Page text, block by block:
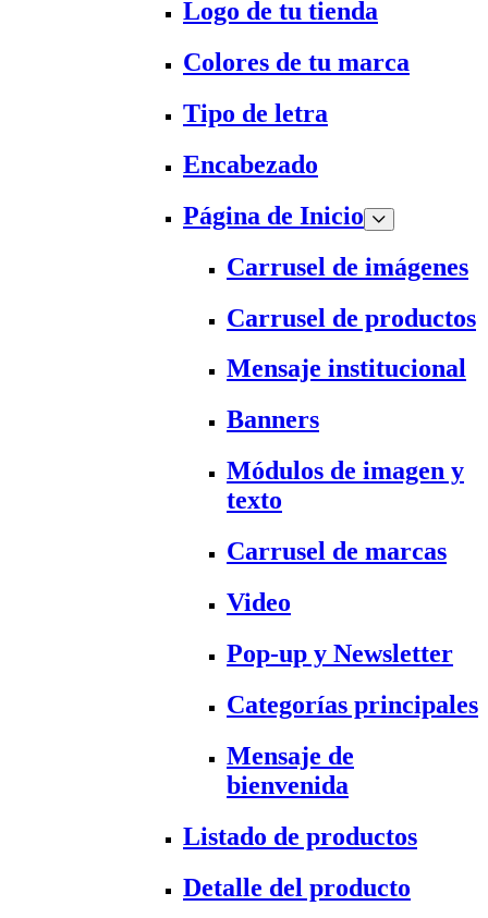
Logo de tu tienda
Colores de tu marca
Tipo de letra
Encabezado
Página de Inicio
Carrusel de imágenes
Carrusel de productos
Mensaje institucional
Banners
Módulos de imagen y
texto
Carrusel de marcas
Video
Pop-up y Newsletter
Categorías principales
Mensaje de
bienvenida
Listado de productos
Detalle del producto